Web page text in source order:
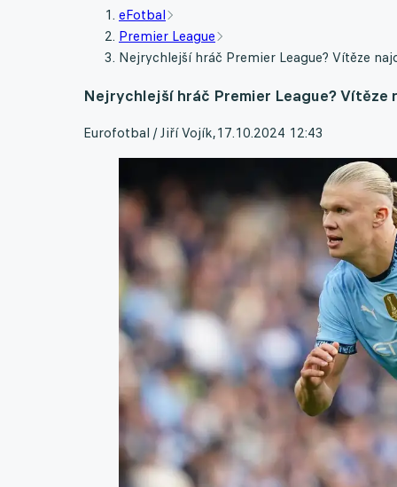
eFotbal
Premier League
Nejrychlejší hráč Premier League? Vítěze
Nejrychlejší hráč Premier League?
Eurofotbal / Jiří Vojík,17.10.2024 12:43